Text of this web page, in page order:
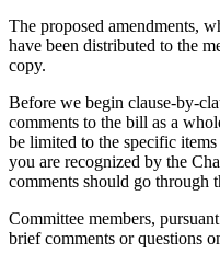
The proposed amendments,
have been distributed to the
copy.
Before we begin clause-by-
comments to the bill as a
be limited to the specific
you are recognized by the
comments should go through
Committee members,
brief comments or questions